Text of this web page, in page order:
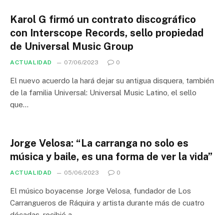
Karol G firmó un contrato discográfico
con Interscope Records, sello propiedad
de Universal Music Group
ACTUALIDAD 07/06/2023 0
El nuevo acuerdo la hará dejar su antigua disquera, también
de la familia Universal: Universal Music Latino, el sello
que…
Jorge Velosa: “La carranga no solo es
música y baile, es una forma de ver la vida”
ACTUALIDAD 05/06/2023 0
El músico boyacense Jorge Velosa, fundador de Los
Carrangueros de Ráquira y artista durante más de cuatro